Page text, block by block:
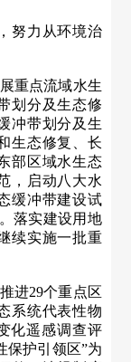
努力从环境治
重点流域水生
划分及生态修
冲带划分及生
生态修复、长
部区域水生态
，启动八大水
缓冲带建设试
落实建设用地
续实施一批重
进29个重点区
系统代表性物
化遥感调查评
保护引领区”为